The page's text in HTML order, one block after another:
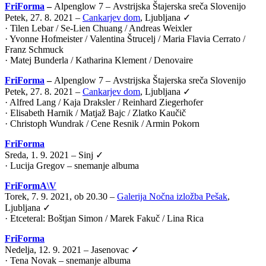
FriForma – Alpenglow 7 – Avstrijska Štajerska sreča Slovenijo
Petek, 27. 8. 2021 – Cankarjev dom, Ljubljana ✓
· Tilen Lebar / Se-Lien Chuang / Andreas Weixler
· Yvonne Hofmeister / Valentina Štrucelj / Maria Flavia Cerrato /
Franz Schmuck
· Matej Bunderla / Katharina Klement / Denovaire
FriForma – Alpenglow 7 – Avstrijska Štajerska sreča Slovenijo
Petek, 27. 8. 2021 – Cankarjev dom, Ljubljana ✓
· Alfred Lang / Kaja Draksler / Reinhard Ziegerhofer
· Elisabeth Harnik / Matjaž Bajc / Zlatko Kaučič
· Christoph Wundrak / Cene Resnik / Armin Pokorn
FriForma
Sreda, 1. 9. 2021 – Sinj ✓
· Lucija Gregov – snemanje albuma
FriFormA\V
Torek, 7. 9. 2021, ob 20.30 – Galerija Nočna izložba Pešak,
Ljubljana ✓
· Etceteral: Boštjan Simon / Marek Fakuč / Lina Rica
FriForma
Nedelja, 12. 9. 2021 – Jasenovac ✓
· Tena Novak – snemanje albuma